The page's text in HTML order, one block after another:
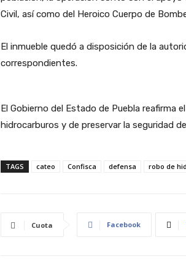
Civil, así como del Heroico Cuerpo de
El inmueble quedó a disposición de la
correspondientes.
El Gobierno del Estado de Puebla reafirma
hidrocarburos y de preservar la seguridad
TAGS cateo Confisca defensa robo de
Cuota Facebook